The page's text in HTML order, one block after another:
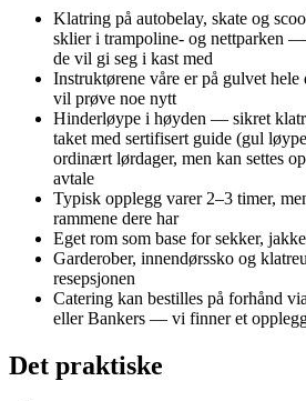
Klatring på autobelay, skate og
sklier i trampoline- og nettparken
de vil gi seg i kast med
Instruktørene våre er på gulvet hele
vil prøve noe nytt
Hinderløype i høyden — sikret
taket med sertifisert guide (gul
ordinært lørdager, men kan settes
avtale
Typisk opplegg varer 2–3 timer,
rammene dere har
Eget rom som base for sekker,
Garderober, innendørssko og
resepsjonen
Catering kan bestilles på forhånd
eller Bankers — vi finner et opplegg
Det praktiske